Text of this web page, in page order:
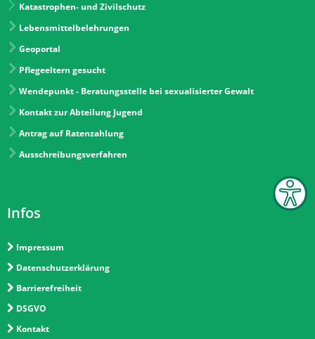
Katastrophen- und Zivilschutz
Lebensmittelbelehrungen
Geoportal
Pflegeeltern gesucht
Wendepunkt - Beratungsstelle bei sexualisierter Gewalt
Kontakt zur Abteilung Jugend
Antrag auf Ratenzahlung
Ausschreibungsverfahren
Infos
Impressum
Datenschutzerklärung
Barrierefreiheit
DSGVO
Kontakt